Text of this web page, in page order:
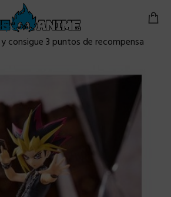
consigue 3 puntos de recompensa